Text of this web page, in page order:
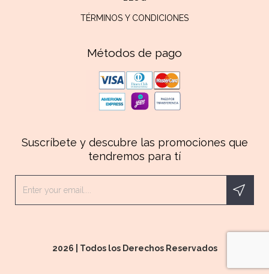
TÉRMINOS Y CONDICIONES
Métodos de pago
Suscríbete y descubre las promociones que
tendremos para tí
2026 | Todos los Derechos Reservados